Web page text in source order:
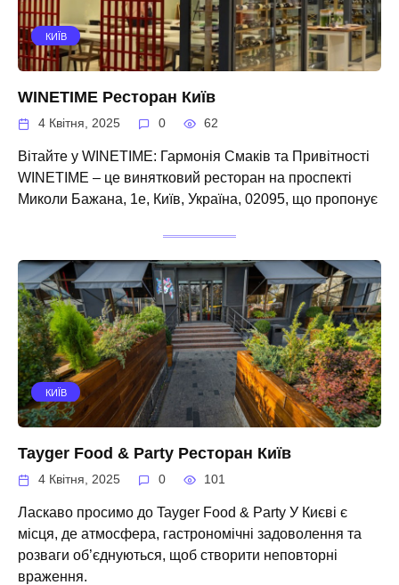
КИЇВ
WINETIME Ресторан Київ
4 Квітня, 2025 0 62
Вітайте у WINETIME: Гармонія Смаків та Привітності
WINETIME – це винятковий ресторан на проспекті
Миколи Бажана, 1е, Київ, Україна, 02095, що пропонує
КИЇВ
Tayger Food & Party Ресторан Київ
4 Квітня, 2025 0 101
Ласкаво просимо до Tayger Food & Party У Києві є
місця, де атмосфера, гастрономічні задоволення та
розваги об’єднуються, щоб створити неповторні
враження.